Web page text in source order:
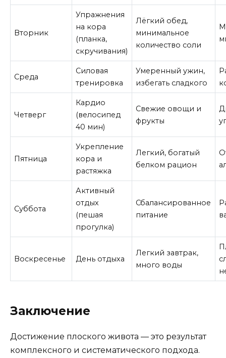
Вторник
Упражнения
на кора
(планка,
скручивания)
Лёгкий обед,
минимальное
количество соли
Среда
Силовая
тренировка
Умеренный ужин,
избегать сладкого
Четверг
Кардио
(велосипед
40 мин)
Свежие овощи и
фрукты
Пятница
Укрепление
кора и
растяжка
Легкий, богатый
белком рацион
Суббота
Активный
отдых
(пешая
прогулка)
Сбалансированное
питание
Воскресенье День отдыха
Легкий завтрак,
много воды
Заключение
Достижение плоского живота — это результат
комплексного и систематического подхода.